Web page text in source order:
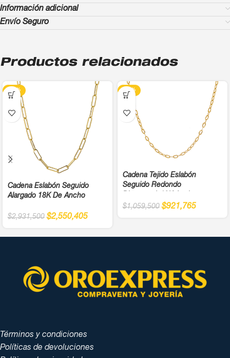
Información adicional
Envío Seguro
Productos relacionados
-13%
Cadena Eslabón Seguido
Alargado 18K De Ancho
$2,931,500 $2,550,405
-13%
Cadena Tejido Eslabón
Seguido Redondo
$1,059,500 $921,765
Términos y condiciones
Políticas de devoluciones